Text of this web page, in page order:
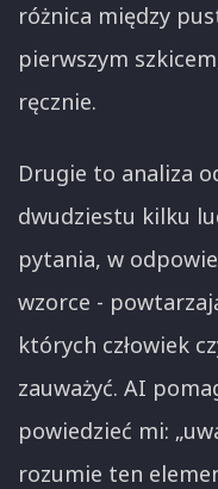
różnica między
pierwszym
ręcznie.
Drugie to analiza
dwudziestu kilku
pytania, w
wzorce -
których człowiek
zauważyć. AI
powiedzieć mi:
rozumie ten